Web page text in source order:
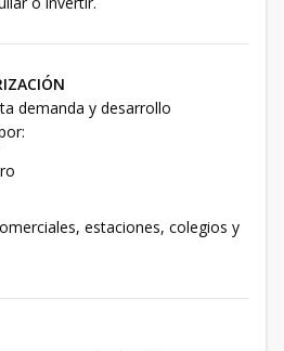
demanda y desarrollo
estaciones, colegios y